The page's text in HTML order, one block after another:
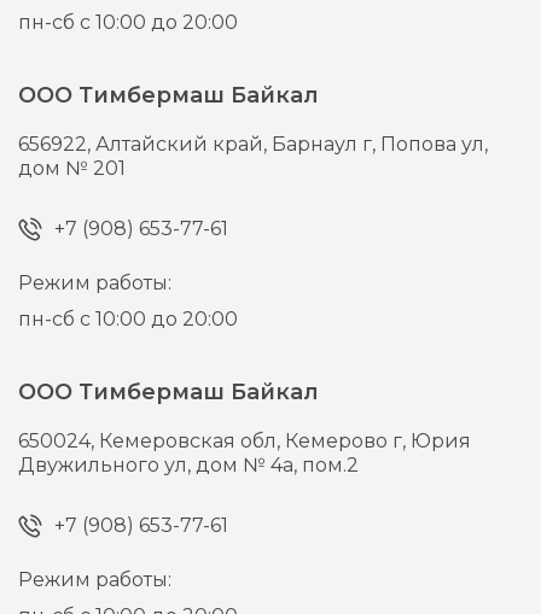
пн-сб с 10:00 до 20:00
ООО Тимбермаш Байкал
656922,Алтайский край, Барнаул г, Попова ул,
дом № 201
+7 (908) 653-77-61
Режим работы:
пн-сб с 10:00 до 20:00
ООО Тимбермаш Байкал
650024, Кемеровская обл, Кемерово г, Юрия
Двужильного ул, дом № 4а, пом.2
+7 (908) 653-77-61
Режим работы: